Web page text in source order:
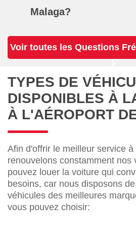
Malaga?
Voir toutes les Questions
TYPES DE
DISPONIBLES À
À L'AÉROPORT
Afin d'offrir le meilleur service
renouvelons constamment nos
pouvez louer la voiture qui
besoins, car nous disposons
véhicules des meilleures
vous pouvez choisir: